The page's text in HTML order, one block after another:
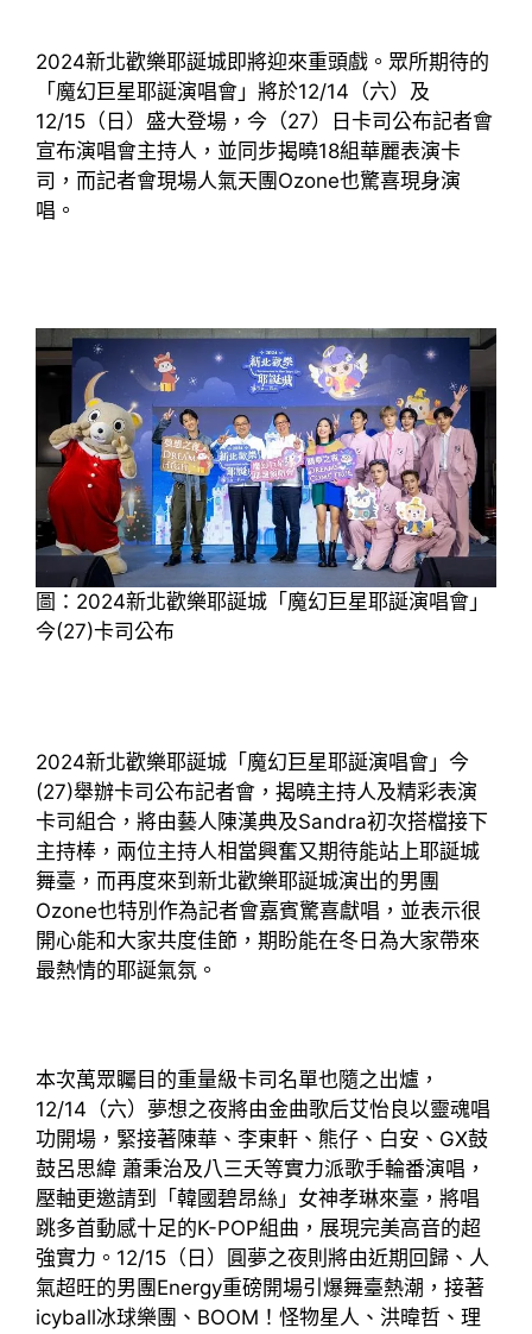
2024新北歡樂耶誕城即將迎來重頭戲。眾所期待的
「魔幻巨星耶誕演唱會」將於12/14（六）及
12/15（日）盛大登場，今（27）日卡司公布記者會
宣布演唱會主持人，並同步揭曉18組華麗表演卡
司，而記者會現場人氣天團Ozone也驚喜現身演
唱。
圖：2024新北歡樂耶誕城「魔幻巨星耶誕演唱會」
今(27)卡司公布
2024新北歡樂耶誕城「魔幻巨星耶誕演唱會」今
(27)舉辦卡司公布記者會，揭曉主持人及精彩表演
卡司組合，將由藝人陳漢典及Sandra初次搭檔接下
主持棒，兩位主持人相當興奮又期待能站上耶誕城
舞臺，而再度來到新北歡樂耶誕城演出的男團
Ozone也特別作為記者會嘉賓驚喜獻唱，並表示很
開心能和大家共度佳節，期盼能在冬日為大家帶來
最熱情的耶誕氣氛。
本次萬眾矚目的重量級卡司名單也隨之出爐，
12/14（六）夢想之夜將由金曲歌后艾怡良以靈魂唱
功開場，緊接著陳華、李東軒、熊仔、白安、GX鼓
鼓呂思緯 蕭秉治及八三夭等實力派歌手輪番演唱，
壓軸更邀請到「韓國碧昂絲」女神孝琳來臺，將唱
跳多首動感十足的K-POP組曲，展現完美高音的超
強實力。12/15（日）圓夢之夜則將由近期回歸、人
氣超旺的男團Energy重磅開場引爆舞臺熱潮，接著
icyball冰球樂團、BOOM！怪物星人、洪暐哲、理